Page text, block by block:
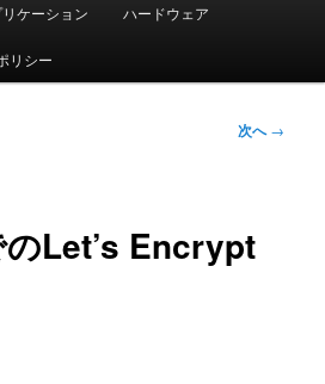
ケーション ハードウェア
リシー
次へ→
Let’s Encrypt